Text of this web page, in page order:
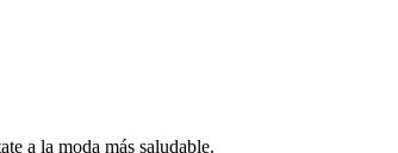
a la moda más saludable.